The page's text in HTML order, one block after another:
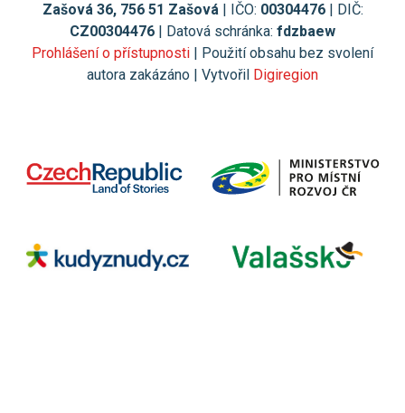
Zašová 36, 756 51 Zašová| IČO: 00304476| DIČ:
CZ00304476 | Datová schránka: fdzbaew
Prohlášení o přístupnosti | Použití obsahu bez svolení
autora zakázáno | Vytvořil Digiregion